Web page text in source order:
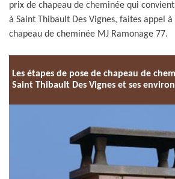
prix de chapeau de cheminée qui
à Saint Thibault Des Vignes, faites appel à
chapeau de cheminée MJ Ramonage 77.
Les étapes de pose de chapeau de
Saint Thibault Des Vignes et ses